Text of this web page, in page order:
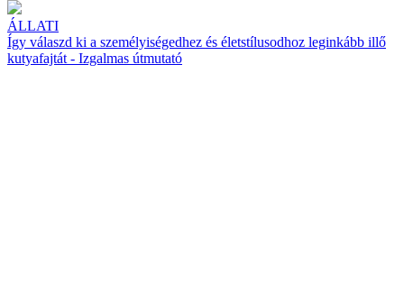
ÁLLATI
Így válaszd ki a személyiségedhez és életstílusodhoz leginkább illő
kutyafajtát - Izgalmas útmutató